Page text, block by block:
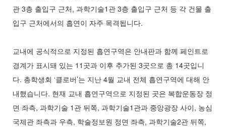
관 3층 출입구 근처, 과학기술1관 3층 출입구 근처 등 각 건물 출
입구 근처에서의 흡연이 자주 목격됩니다.
교내에 공식적으로 지정된 흡연구역은 안내판과 함께 페인트로
경계가 표시돼 있는 11곳과 이후 추가된 3곳으로 총 14곳입니
다. 총학생회 ‘클로버’는 지난 4월 교내 전체 흡연구역에 대해 안
내했습니다. 현재 교내 흡연구역으로 지정된 곳은 복합운동장 정
면 좌측, 과학기술 1관 뒤쪽, 과학기술1관과 중앙광장 사이, 농심
국제관 좌측과 우측, 학술정보원 정면 좌측, 과학기술2관 뒤쪽,